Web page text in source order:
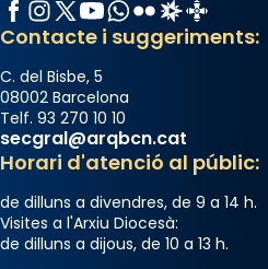
Contacte i suggeriments:
C. del Bisbe, 5
08002 Barcelona
Telf. 93 270 10 10
secgral@arqbcn.cat
Horari d'atenció al públic:
de dilluns a divendres, de 9 a 14 h.
Visites a l'Arxiu Diocesà:
de dilluns a dijous, de 10 a 13 h.